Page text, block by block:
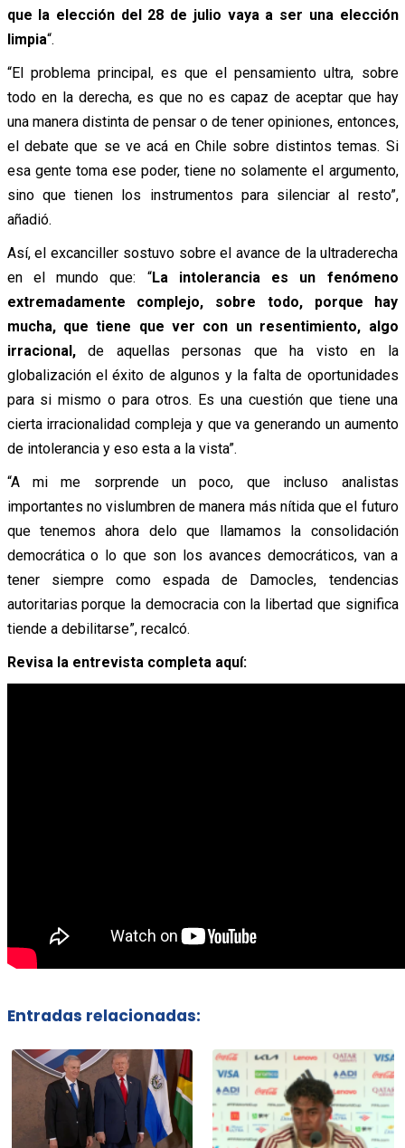
que la elección del 28 de julio vaya a ser una elección
limpia“.
“El problema principal, es que el pensamiento ultra, sobre
todo en la derecha, es que no es capaz de aceptar que hay
una manera distinta de pensar o de tener opiniones, entonces,
el debate que se ve acá en Chile sobre distintos temas. Si
esa gente toma ese poder, tiene no solamente el argumento,
sino que tienen los instrumentos para silenciar al resto”,
añadió.
Así, el excanciller sostuvo sobre el avance de la ultraderecha
en el mundo que: “La intolerancia es un fenómeno
extremadamente complejo, sobre todo, porque hay
mucha, que tiene que ver con un resentimiento, algo
irracional, de aquellas personas que ha visto en la
globalización el éxito de algunos y la falta de oportunidades
para si mismo o para otros. Es una cuestión que tiene una
cierta irracionalidad compleja y que va generando un aumento
de intolerancia y eso esta a la vista”.
“A mi me sorprende un poco, que incluso analistas
importantes no vislumbren de manera más nítida que el futuro
que tenemos ahora delo que llamamos la consolidación
democrática o lo que son los avances democráticos, van a
tener siempre como espada de Damocles, tendencias
autoritarias porque la democracia con la libertad que significa
tiende a debilitarse”, recalcó.
Revisa la entrevista completa aquí:
Entradas relacionadas: